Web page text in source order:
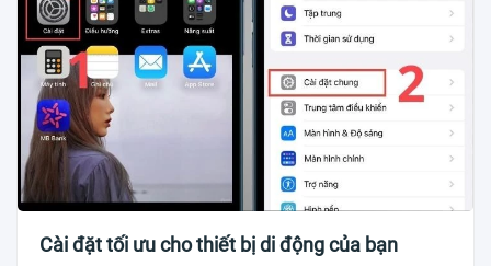
Cài đặt tối ưu cho thiết bị di động của bạn